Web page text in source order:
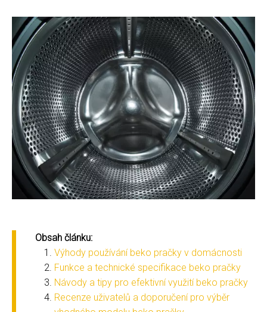
Obsah článku:
Výhody používání beko pračky v domácnosti
Funkce a technické specifikace beko pračky
Návody a tipy pro efektivní využití beko pračky
Recenze uživatelů a doporučení pro výběr